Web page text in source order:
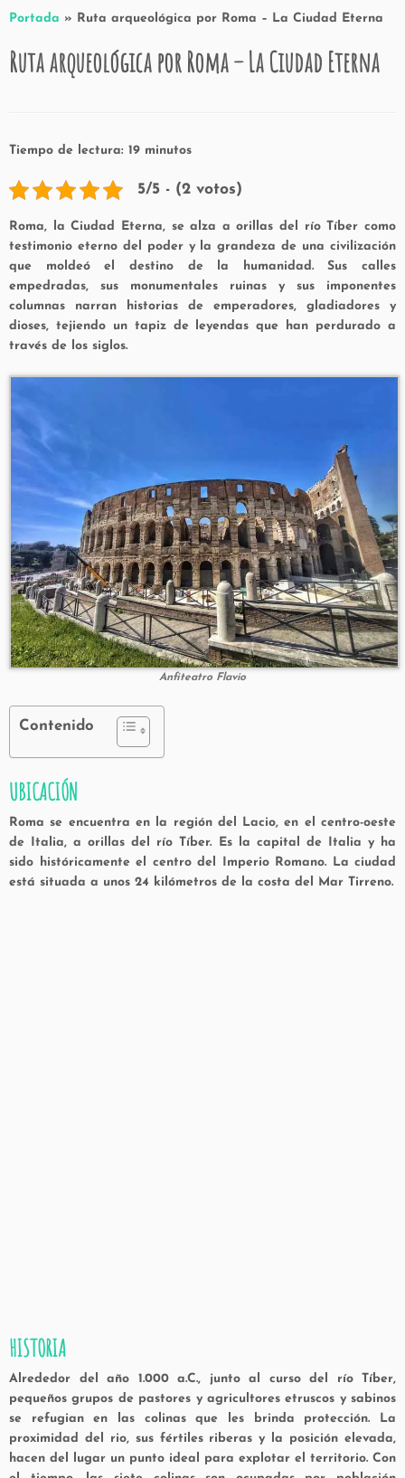
Portada » Ruta arqueológica por Roma – La Ciudad Eterna
Ruta arqueológica por Roma – La Ciudad Eterna
Tiempo de lectura: 19 minutos
5/5 - (2 votos)
Roma, la Ciudad Eterna, se alza a orillas del río Tíber como
testimonio eterno del poder y la grandeza de una civilización
que moldeó el destino de la humanidad. Sus calles
empedradas, sus monumentales ruinas y sus imponentes
columnas narran historias de emperadores, gladiadores y
dioses, tejiendo un tapiz de leyendas que han perdurado a
través de los siglos.
Anfiteatro Flavio
Contenido
UBICACIÓN
Roma se encuentra en la región del Lacio, en el centro-oeste
de Italia, a orillas del río Tíber. Es la capital de Italia y ha
sido históricamente el centro del Imperio Romano. La ciudad
está situada a unos 24 kilómetros de la costa del Mar Tirreno.
HISTORIA
Alrededor del año 1.000 a.C., junto al curso del río Tíber,
pequeños grupos de pastores y agricultores etruscos y sabinos
se refugian en las colinas que les brinda protección. La
proximidad del rio, sus fértiles riberas y la posición elevada,
hacen del lugar un punto ideal para explotar el territorio. Con